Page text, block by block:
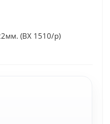
(BX 1510/p)